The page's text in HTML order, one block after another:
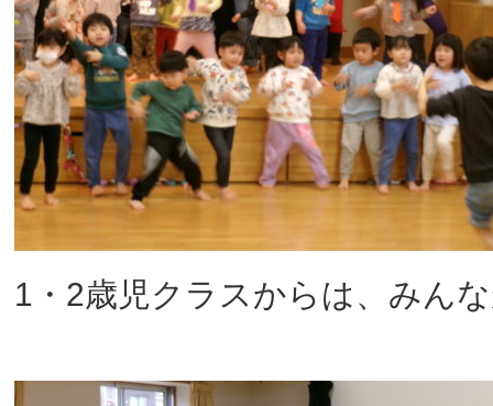
1・2歳児クラスからは、みん